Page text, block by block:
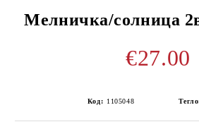
Мелничка/солница
€27.00
Код: 1105048